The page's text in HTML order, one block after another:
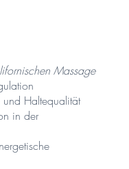
Massage
und Haltequalität
in der